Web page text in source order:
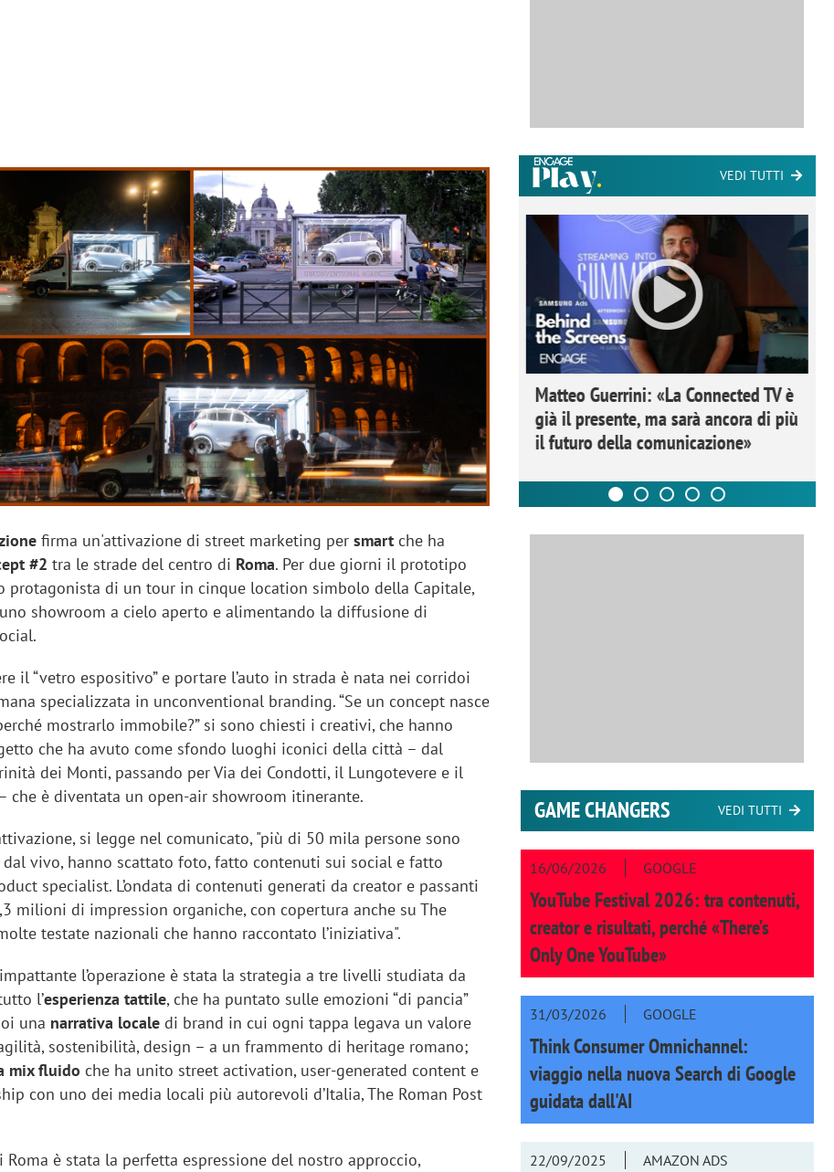
firma un'attivazione di street marketing persmart che ha
#2tra le strade del centro di Roma. Per due giorni il prototipo
protagonista di un tour in cinque location simbolo della Capitale,
showroom a cielo aperto e alimentando la diffusione di
il “vetro espositivo” e portare l’auto in strada è nata nei corridoi
specializzata in unconventional branding. “Se un concept nasce
mostrarlo immobile?” si sono chiesti i creativi, che hanno
che ha avuto come sfondo luoghi iconici della città – dal
dei Monti, passando per Via dei Condotti, il Lungotevere e il
che è diventata un open-air showroom itinerante.
si legge nel comunicato, "più di 50 mila persone sono
vivo, hanno scattato foto, fatto contenuti sui social e fatto
specialist. L’ondata di contenuti generati da creator e passanti
milioni di impression organiche, con copertura anche su The
testate nazionali che hanno raccontato l’iniziativa".
l’operazione è stata la strategia a tre livelli studiata da
l’esperienza tattile, che ha puntato sulle emozioni “di pancia”
una narrativa locale di brand in cui ogni tappa legava un valore
sostenibilità, design – a un frammento di heritage romano;
mix fluido che ha unito street activation, user-generated content e
con uno dei media locali più autorevoli d’Italia, The Roman Post
Roma è stata la perfetta espressione del nostro approccio,
VEDI TUTTI
Ads: «L'Italia è un
strategico e continuerà a
Networking agli eventi: come la
startup Kicè punta a eliminare lo
"spreco di relazioni"
Matteo Guerrini: «La Connected TV è
già il presente, ma sarà ancora di più
il futuro della comunicazione»
GAME CHANGERS VEDI TUTTI
16/06/2026 GOOGLE
YouTube Festival 2026: tra contenuti,
creator e risultati, perché «There’s
Only One YouTube»
31/03/2026 GOOGLE
Think Consumer Omnichannel:
viaggio nella nuova Search di Google
guidata dall'AI
22/09/2025 AMAZON ADS